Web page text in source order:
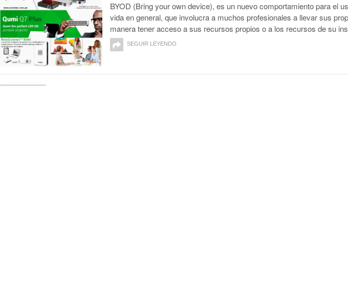
BYOD (Bring your own device), es un nuevo comportamiento para el
vida en general, que involucra a muchos profesionales a llevar sus
manera tener acceso a sus recursos propios o a los recursos de su
SEGUIR LEYENDO